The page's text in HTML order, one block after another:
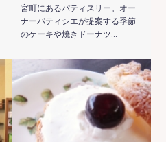
宮町にあるパティスリー。オー
ナーパティシエが提案する季節
のケーキや焼きドーナツ…